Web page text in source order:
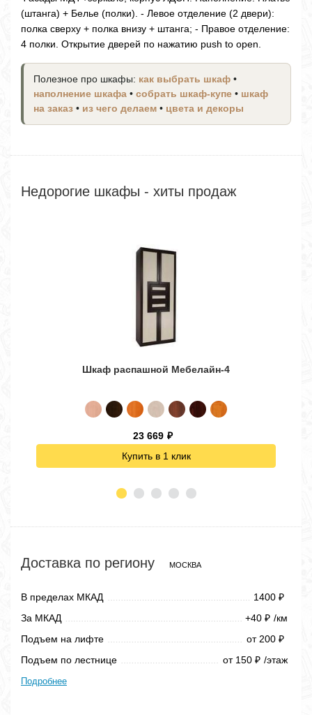
(штанга) + Белье (полки). - Левое отделение (2 двери):
полка сверху + полка внизу + штанга; - Правое отделение:
4 полки. Открытие дверей по нажатию push to open.
Полезное про шкафы: как выбрать шкаф •
наполнение шкафа • собрать шкаф-купе • шкаф
на заказ • из чего делаем • цвета и декоры
Недорогие шкафы - хиты продаж
Шкаф распашной Мебелайн-4
23 669 ₽
Купить в 1 клик
Доставка по региону МОСКВА
В пределах МКАД 1400 ₽
За МКАД +40 ₽ /км
Подъем на лифте
от 200 ₽
Подъем по лестнице от 150 ₽ /этаж
Подробнее